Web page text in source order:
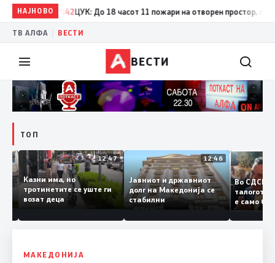
НАЈНОВО
17:42 ЦУК: До 18 часот 11 пожари на отворен простор, од кои
ТВ АЛФА ВЕСТИ
ВЕСТИ
ТОП
12:50
и
12:47
Казни има, но
тротинетите се уште ги
возат деца
12:46
Јавниот и државниот
долг на Македонија се
стабилни
Во
е само
копија
Заев
МАКЕДОНИЈА